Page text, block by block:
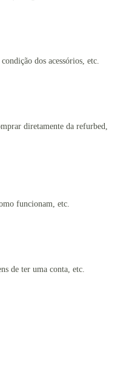
dos acessórios, etc.
diretamente da refurbed,
funcionam, etc.
de ter uma conta, etc.